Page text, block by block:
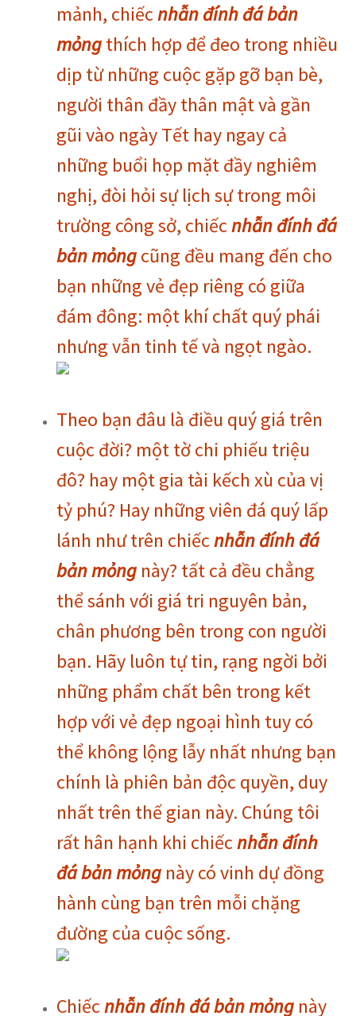
mảnh, chiếcnhẫn đính đá bản
mỏngthích hợp để đeo trong nhiều
dịp từ những cuộc gặp gỡ bạn bè,
người thân đầy thân mật và gần
gũi vào ngày Tết hay ngay cả
những buổi họp mặt đầy nghiêm
nghị, đòi hỏi sự lịch sự trong môi
trường công sở, chiếcnhẫn đính đá
bản mỏngcũng đều mang đến cho
bạn những vẻ đẹp riêng có giữa
đám đông: một khí chất quý phái
nhưng vẫn tinh tế và ngọt ngào.
Theo bạn đâu là điều quý giá trên
cuộc đời? một tờ chi phiếu triệu
đô? hay một gia tài kếch xù của vị
tỷ phú? Hay những viên đá quý lấp
lánh như trên chiếcnhẫn đính đá
bản mỏng này? tất cả đều chẳng
thể sánh với giá tri nguyên bản,
chân phương bên trong con người
bạn. Hãy luôn tự tin, rạng ngời bởi
những phẩm chất bên trong kết
hợp với vẻ đẹp ngoại hình tuy có
thể không lộng lẫy nhất nhưng bạn
chính là phiên bản độc quyền, duy
nhất trên thế gian này. Chúng tôi
rất hân hạnh khi chiếcnhẫn đính
đá bản mỏngnày có vinh dự đồng
hành cùng bạn trên mỗi chặng
đường của cuộc sống.
Chiếcnhẫn đính đá bản mỏngnày